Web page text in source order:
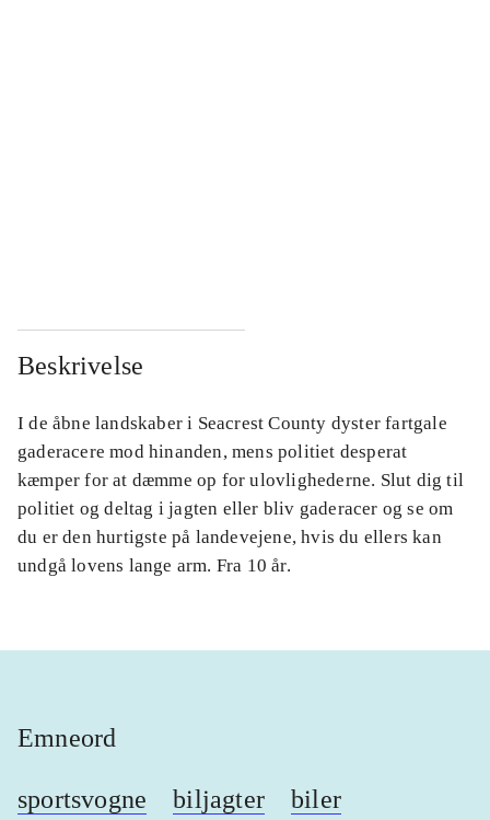
Beskrivelse
I de åbne landskaber i Seacrest County dyster fartgale
gaderacere mod hinanden, mens politiet desperat
kæmper for at dæmme op for ulovlighederne. Slut dig til
politiet og deltag i jagten eller bliv gaderacer og se om
du er den hurtigste på landevejene, hvis du ellers kan
undgå lovens lange arm. Fra 10 år.
Emneord
sportsvogne biljagter biler